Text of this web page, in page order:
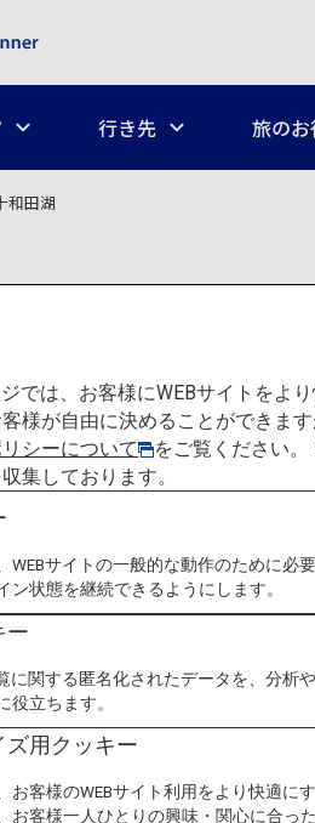
行き先 旅の
和田湖
奥
では、お客様にWEBサイトをよ
様が自由に決めることができま
シーについて
をご覧ください
集しております。
WEBサイトの一般的な動作のために必
ン状態を継続できるようにします。
ー
に関する匿名化されたデータを、分析
役立ちます。
用クッキー
お客様のWEBサイト利用をより快適に
お客様一人ひとりの興味・関心に合っ